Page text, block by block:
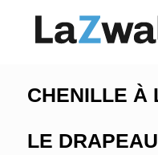
CHENILLE À
LE DRAPEAU